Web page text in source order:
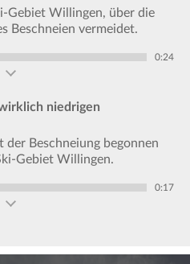
Gebiet Willingen, über die
Beschneien vermeidet.
0:24
niedrigen
der Beschneiung begonnen
Gebiet Willingen.
0:17